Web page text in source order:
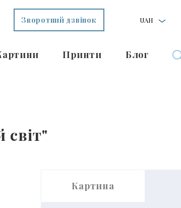
Зворотний дзвінок UAH
Принти Блог
Картина